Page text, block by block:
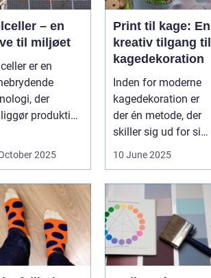
– en
til miljøet
er en
der
produktion
2025
Print til kage: En
kreativ tilgang til
kagedekoration
Inden for moderne
kagedekoration er
der én metode, der
skiller sig ud for sin
10 June 2025